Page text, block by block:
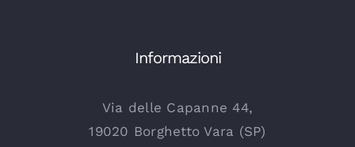
Informazioni
Via delle Capanne 44,
19020 Borghetto Vara (SP)